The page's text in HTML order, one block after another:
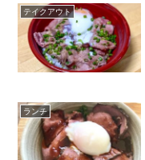
テイクアウト
ランチ